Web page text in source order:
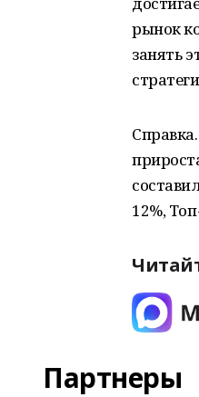
рынок
занять
12%,
Партнеры